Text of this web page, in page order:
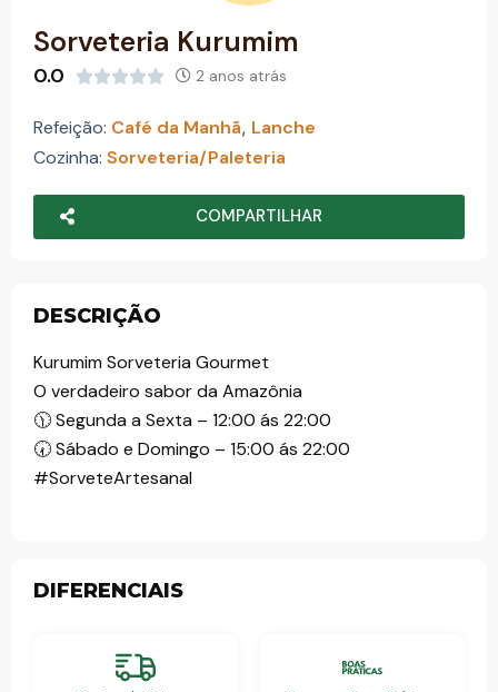
Sorveteria Kurumim
0.0  2 anos atrás
Refeição: Café da Manhã, Lanche
Cozinha: Sorveteria/Paleteria
COMPARTILHAR
DESCRIÇÃO
Kurumim Sorveteria Gourmet
O verdadeiro sabor da Amazônia
🕦 Segunda a Sexta – 12:00 ás 22:00
🕢 Sábado e Domingo – 15:00 ás 22:00
#SorveteArtesanal
DIFERENCIAIS